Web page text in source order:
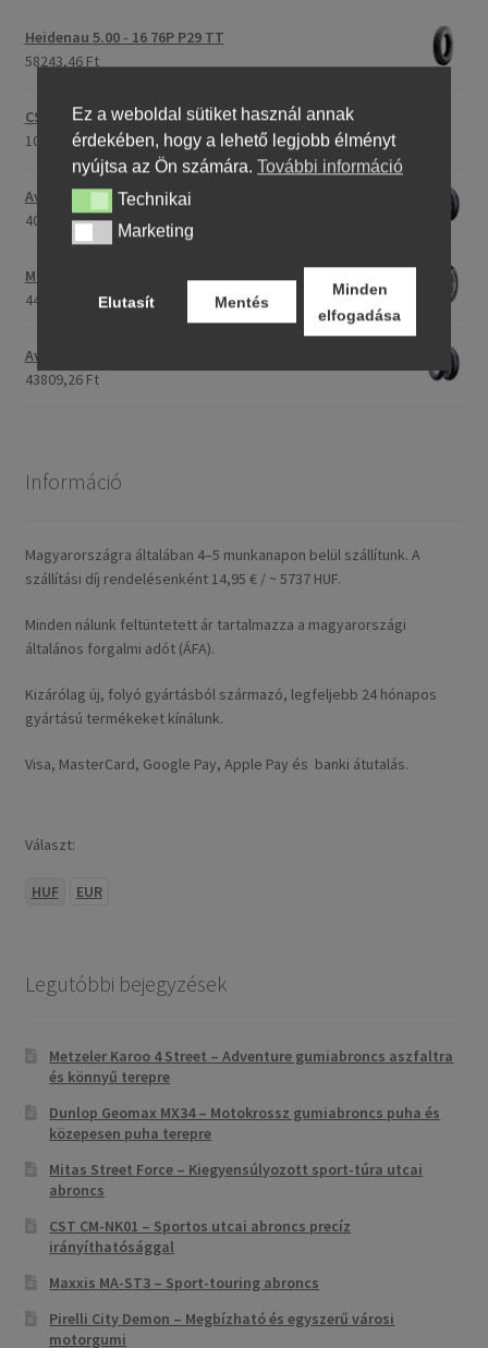
Heidenau 5.00 - 16 76P P29 TT
58243,46 Ft
CST C-186 3.00 - 23 59P TT (első/hátsó)
107396,28 Ft
Avon Roadrider MKII 90/90 - 18 51V TL (első/hátsó)
40791,20 Ft
Maxxis M-6011 170/80 - 15 77H TL (hátsó gumi)
44753,31 Ft
Avon Roadrider MKII 110/80 - 18 (58V) TL (első/hátsó)
43809,26 Ft
Információ
Magyarországra általában 4–5 munkanapon belül szállítunk. A
szállítási díj rendelésenként 14,95 € / ~ 5737 HUF.
Minden nálunk feltüntetett ár tartalmazza a magyarországi
általános forgalmi adót (ÁFA).
Kizárólag új, folyó gyártásból származó, legfeljebb 24 hónapos
gyártású termékeket kínálunk.
Visa, MasterCard, Google Pay, Apple Pay és banki átutalás.
Választ:
HUF EUR
Legutóbbi bejegyzések
Metzeler Karoo 4 Street – Adventure gumiabroncs aszfaltra
és könnyű terepre
Dunlop Geomax MX34 – Motokrossz gumiabroncs puha és
közepesen puha terepre
Mitas Street Force – Kiegyensúlyozott sport-túra utcai
abroncs
CST CM-NK01 – Sportos utcai abroncs precíz
irányíthatósággal
Maxxis MA-ST3 – Sport-touring abroncs
Pirelli City Demon – Megbízható és egyszerű városi
motorgumi
Ez a weboldal sütiket használ annak
érdekében, hogy a lehető legjobb élményt
nyújtsa az Ön számára. További információ
TechnikaiTechnikai
MarketingMarketing
Elutasít Mentés
Minden
elfogadása